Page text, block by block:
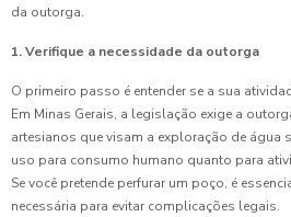
da outorga.
1. Verifique a necessidade da outorga
O primeiro passo é entender se a sua
Em Minas Gerais, a legislação exige a
artesianos que visam a exploração de água
uso para consumo humano quanto para
Se você pretende perfurar um poço, é
necessária para evitar complicações legais.